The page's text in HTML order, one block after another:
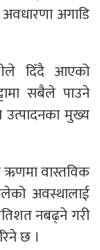
अगाडि
दिँदै आएको
सबैले पाउने
उत्पादनका मुख्य
वास्तविक
अवस्थालाई
नबढ्ने गरी
छ ।